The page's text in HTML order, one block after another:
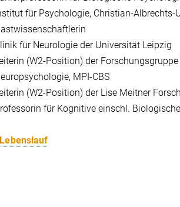
für Psychologie, Christian-Albrechts-
für Neurologie der Universität Leipzig
(W2-Position) der
MPI-CBS
(W2-Position) der Lise Meitner
für Kognitive einschl.